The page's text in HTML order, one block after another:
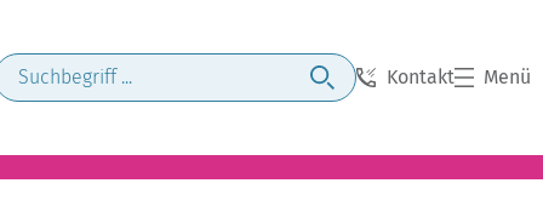
Kontakt Menü